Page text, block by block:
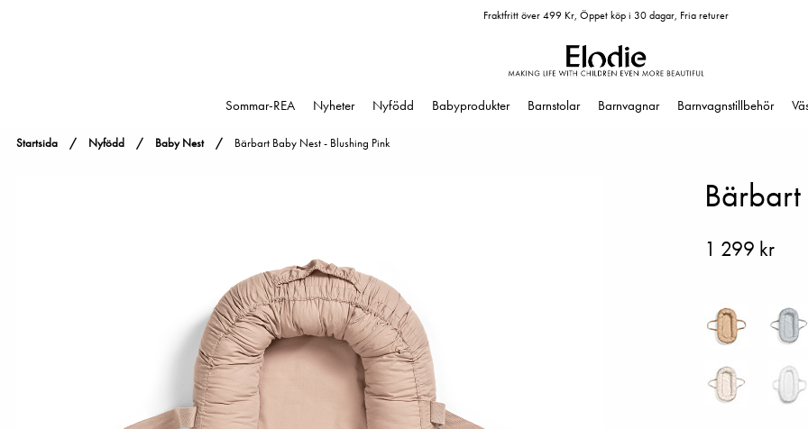
Fraktfritt över 499 Kr, Öppet köp i 30 dagar, Fria returer
Sommar-REA Nyheter Nyfödd Babyprodukter Barnstolar Barnvagnar Barnvagnstillbehör
Startsida Nyfödd Baby Nest Bärbart Baby Nest - Blushing Pink
1 299 kr